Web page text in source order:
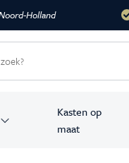
Kasten op
maat